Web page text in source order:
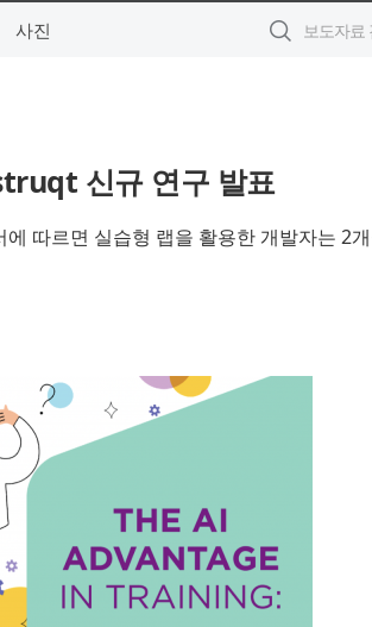
사진
신규 연구 발표
따르면 실습형 랩을 활용한 개발자는 2